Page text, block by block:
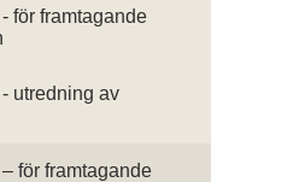
för framtagande
utredning av
för framtagande